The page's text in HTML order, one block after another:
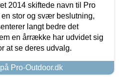
2014 skiftede navn til Pro
stor og svær beslutning,
langt bedre det
en årrække har udvidet sig
at se deres udvalg.
Pro-Outdoor.dk